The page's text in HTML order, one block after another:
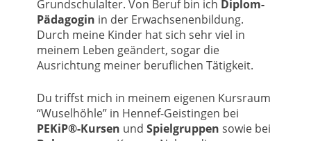
Grundschulalter. Von Beruf bin ich Diplom-
Pädagogin in der Erwachsenenbildung.
Durch meine Kinder hat sich sehr viel in
meinem Leben geändert, sogar die
Ausrichtung meiner beruflichen Tätigkeit.
Du triffst mich in meinem eigenen Kursraum
“Wuselhöhle” in Hennef-Geistingen bei
PEKiP®-Kursen und Spielgruppen sowie bei